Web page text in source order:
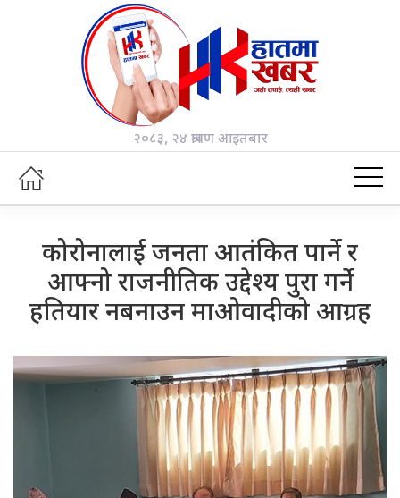
२०८३, २४ श्रावण आइतबार
कोरोनालाई जनता आतंकित पार्ने र
आफ्नो राजनीतिक उद्देश्य पुरा गर्ने
हतियार नबनाउन माओवादीको आग्रह